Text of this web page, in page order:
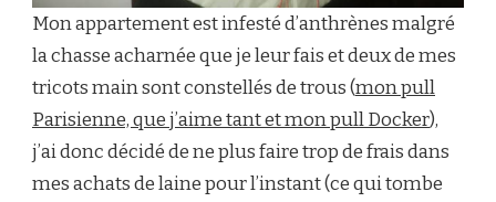
Mon appartement est infesté d’anthrènes malgré
la chasse acharnée que je leur fais et deux de mes
tricots main sont constellés de trous (mon pull
Parisienne, que j’aime tant et mon pull Docker),
j’ai donc décidé de ne plus faire trop de frais dans
mes achats de laine pour l’instant (ce qui tombe